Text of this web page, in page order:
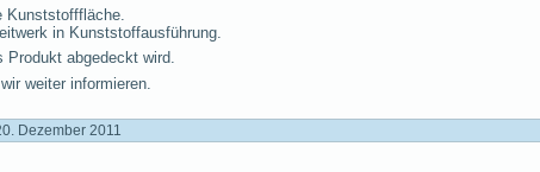
Kunststofffläche.
in Kunststoffausführung.
Produkt abgedeckt wird.
weiter informieren.
Dezember 2011